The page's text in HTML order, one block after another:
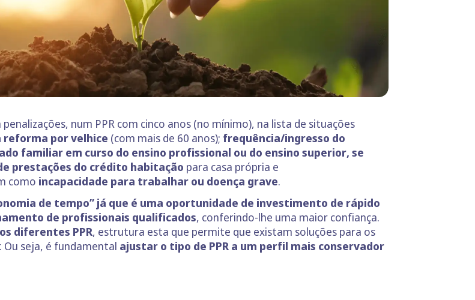
num PPR com cinco anos (no mínimo), na lista de situações
reforma por velhice (com mais de 60 anos); frequência/ingresso do
familiar em curso do ensino profissional ou do ensino superior, se
prestações do crédito habitação para casa própria e
como incapacidade para trabalhar ou doença grave.
de tempo” já que é uma oportunidade de investimento de rápido
de profissionais qualificados, conferindo-lhe uma maior confiança.
diferentes PPR, estrutura esta que permite que existam soluções para os
seja, é fundamental ajustar o tipo de PPR a um perfil mais conservador